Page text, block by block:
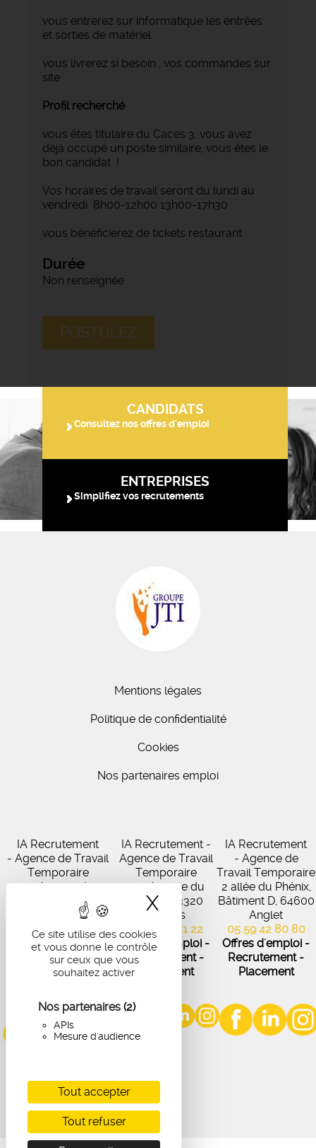
Ce site utilise des cookies
et vous donne le contrôle
sur ceux que vous
souhaitez activer
Nos partenaires (2)
APIs
Mesure d'audience
Tout accepter
Tout refuser
X Masquer le
vous entrerez sur informatique les entrées
et sorties de matériel
vous livrerez si besoin , vos commandes sur
site
Profil recherché
vous êtes titulaire du Caces 3, vous avez
déjà occupé un poste similaire, vous êtes le
bon candidat !
Vos horaires de travail seront du lundi au
vendredi 8h00-12h00 13h00-17h30
vous bénéficierez de tickets restaurant
Durée
Non renseignée
POSTULEZ
CANDIDATS
Consultez nos offres d'emploi
ENTREPRISES
Simplifiez vos recrutements
Mentions légales
Politique de confidentialité
Cookies
Nos partenaires emploi
IA Recrutement
- Agence de Travail
Temporaire
27 Avenue de
Virecourt, 33370
Artigues-près-
Bordeaux
05 56 67 48 57
Offres d'emploi -
Recrutement -
IA Recrutement -
Agence de Travail
Temporaire
102 Avenue du
Médoc, 33320
Eysines
05 56 45 21 22
Offres d'emploi -
Recrutement -
Placement
IA Recrutement
- Agence de
Travail Temporaire
2 allée du Phénix,
Bâtiment D, 64600
Anglet
05 59 42 80 80
Offres d'emploi -
Recrutement -
Placement